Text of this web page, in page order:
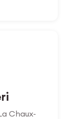
Chaux-